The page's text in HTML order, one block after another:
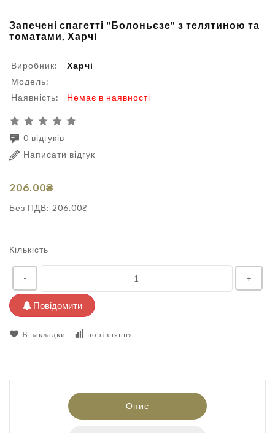
Запечені спагетті "Болоньєзе" з телятиною та
томатами, Харчі
Виробник:
Харчі
Модель:
Наявність:
Немає в наявності
0 відгуків
Написати відгук
206.00₴
Без ПДВ: 206.00₴
Кількість
- +
Повідомити
В закладки порівняння
Опис